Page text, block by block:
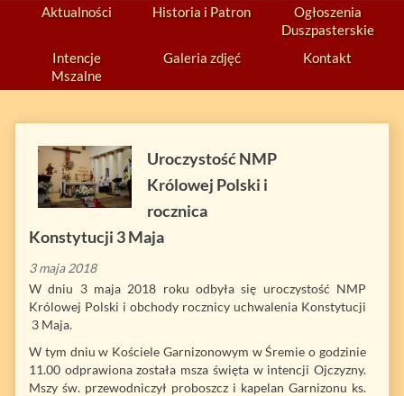
Aktualności Historia i Patron
Ogłoszenia
Duszpasterskie
Intencje
Mszalne
Galeria zdjęć Kontakt
Uroczystość NMP
Królowej Polski i
rocznica
Konstytucji 3 Maja
3 maja 2018
W dniu 3 maja 2018 roku odbyła się uroczystość NMP
Królowej Polski i obchody rocznicy uchwalenia Konstytucji
3 Maja.
W tym dniu w Kościele Garnizonowym w Śremie o godzinie
11.00 odprawiona została msza święta w intencji Ojczyzny.
Mszy św. przewodniczył proboszcz i kapelan Garnizonu ks.